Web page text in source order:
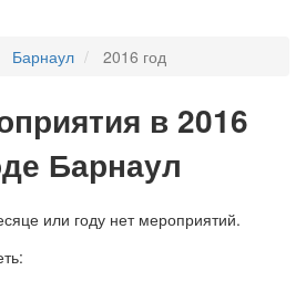
Барнаул 2016 год
в 2016
Барнаул
или году нет мероприятий.